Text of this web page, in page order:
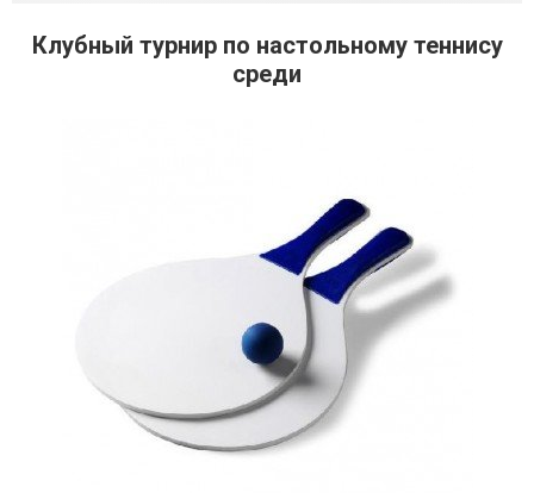
Клубный турнир по настольному теннису
среди